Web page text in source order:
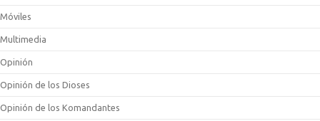
Móviles
Multimedia
Opinión
Opinión de los Dioses
Opinión de los Komandantes